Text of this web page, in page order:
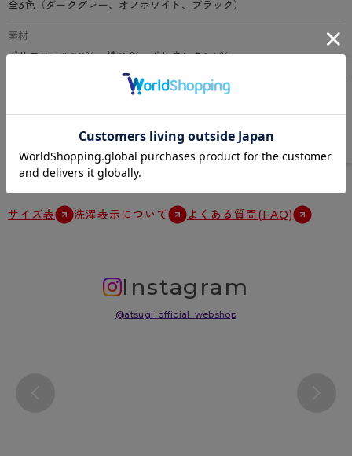
全3色（ダークグレー、オフホワイト、ブラック）
素材
ポリエステル60％、綿35％、ポリウレタン5％
中国
サイズ表 洗濯表示について よくある質問(FAQ)
Instagram
@atsugi_official_webshop